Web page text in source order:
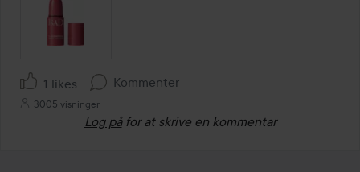
1 likes Kommenter
3005 visninger
Log på for at skrive en kommentar